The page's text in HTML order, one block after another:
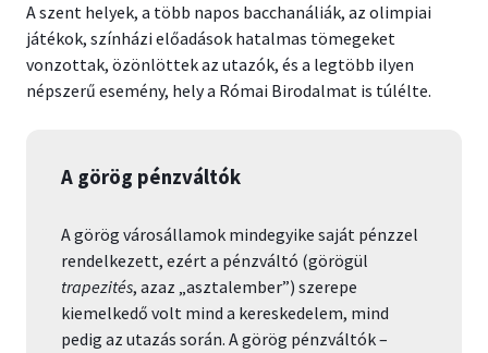
A szent helyek, a több napos bacchanáliák, az olimpiai
játékok, színházi előadások hatalmas tömegeket
vonzottak, özönlöttek az utazók, és a legtöbb ilyen
népszerű esemény, hely a Római Birodalmat is túlélte.
A görög pénzváltók
A görög városállamok mindegyike saját pénzzel
rendelkezett, ezért a pénzváltó (görögül
trapezités, azaz „asztalember”) szerepe
kiemelkedő volt mind a kereskedelem, mind
pedig az utazás során. A görög pénzváltók –